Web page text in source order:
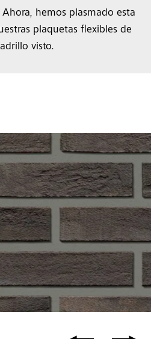
hemos plasmado esta
plaquetas flexibles de
visto.